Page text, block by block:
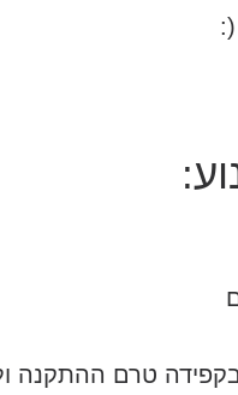
בקפידה טרם ההתקנה